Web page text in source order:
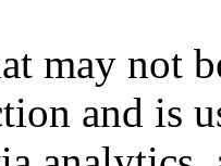
may not
and is